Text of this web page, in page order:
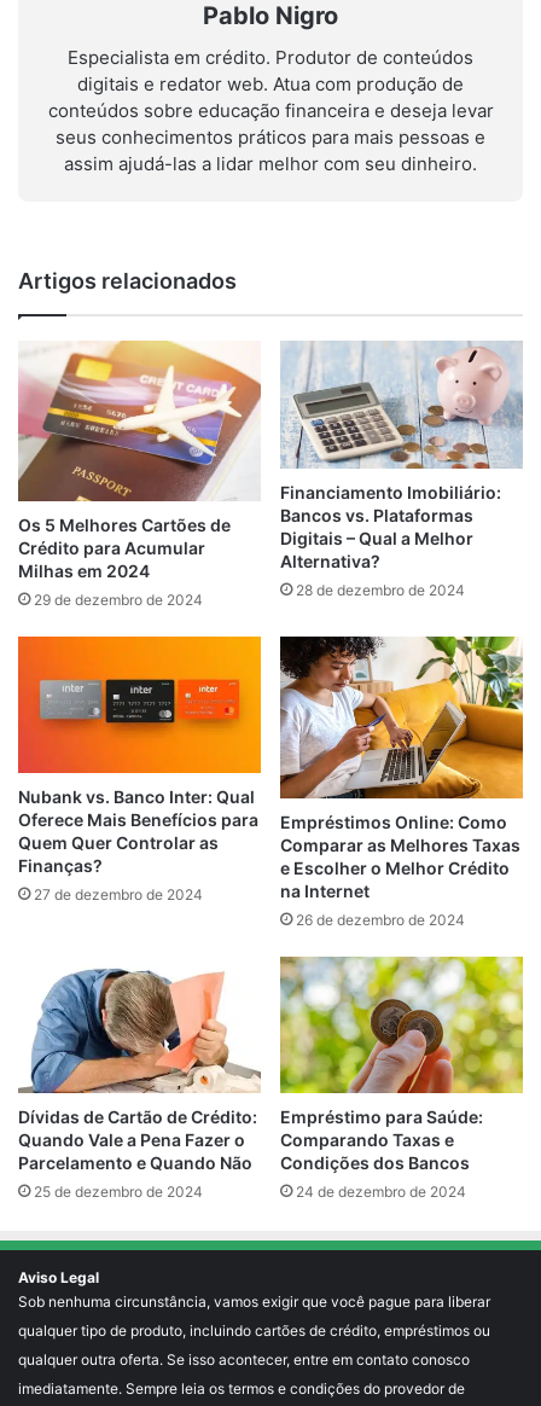
Pablo Nigro
Especialista em crédito. Produtor de conteúdos
digitais e redator web. Atua com produção de
conteúdos sobre educação financeira e deseja levar
seus conhecimentos práticos para mais pessoas e
assim ajudá-las a lidar melhor com seu dinheiro.
Artigos relacionados
Os 5 Melhores Cartões de
Crédito para Acumular
Milhas em 2024
29 de dezembro de 2024
Financiamento Imobiliário:
Bancos vs. Plataformas
Digitais – Qual a Melhor
Alternativa?
28 de dezembro de 2024
Nubank vs. Banco Inter: Qual
Oferece Mais Benefícios para
Quem Quer Controlar as
Finanças?
27 de dezembro de 2024
Empréstimos Online: Como
Comparar as Melhores Taxas
e Escolher o Melhor Crédito
na Internet
26 de dezembro de 2024
Dívidas de Cartão de Crédito:
Quando Vale a Pena Fazer o
Parcelamento e Quando Não
25 de dezembro de 2024
Empréstimo para Saúde:
Comparando Taxas e
Condições dos Bancos
24 de dezembro de 2024
Aviso Legal
Sob nenhuma circunstância, vamos exigir que você pague para liberar
qualquer tipo de produto, incluindo cartões de crédito, empréstimos ou
qualquer outra oferta. Se isso acontecer, entre em contato conosco
imediatamente. Sempre leia os termos e condições do provedor de